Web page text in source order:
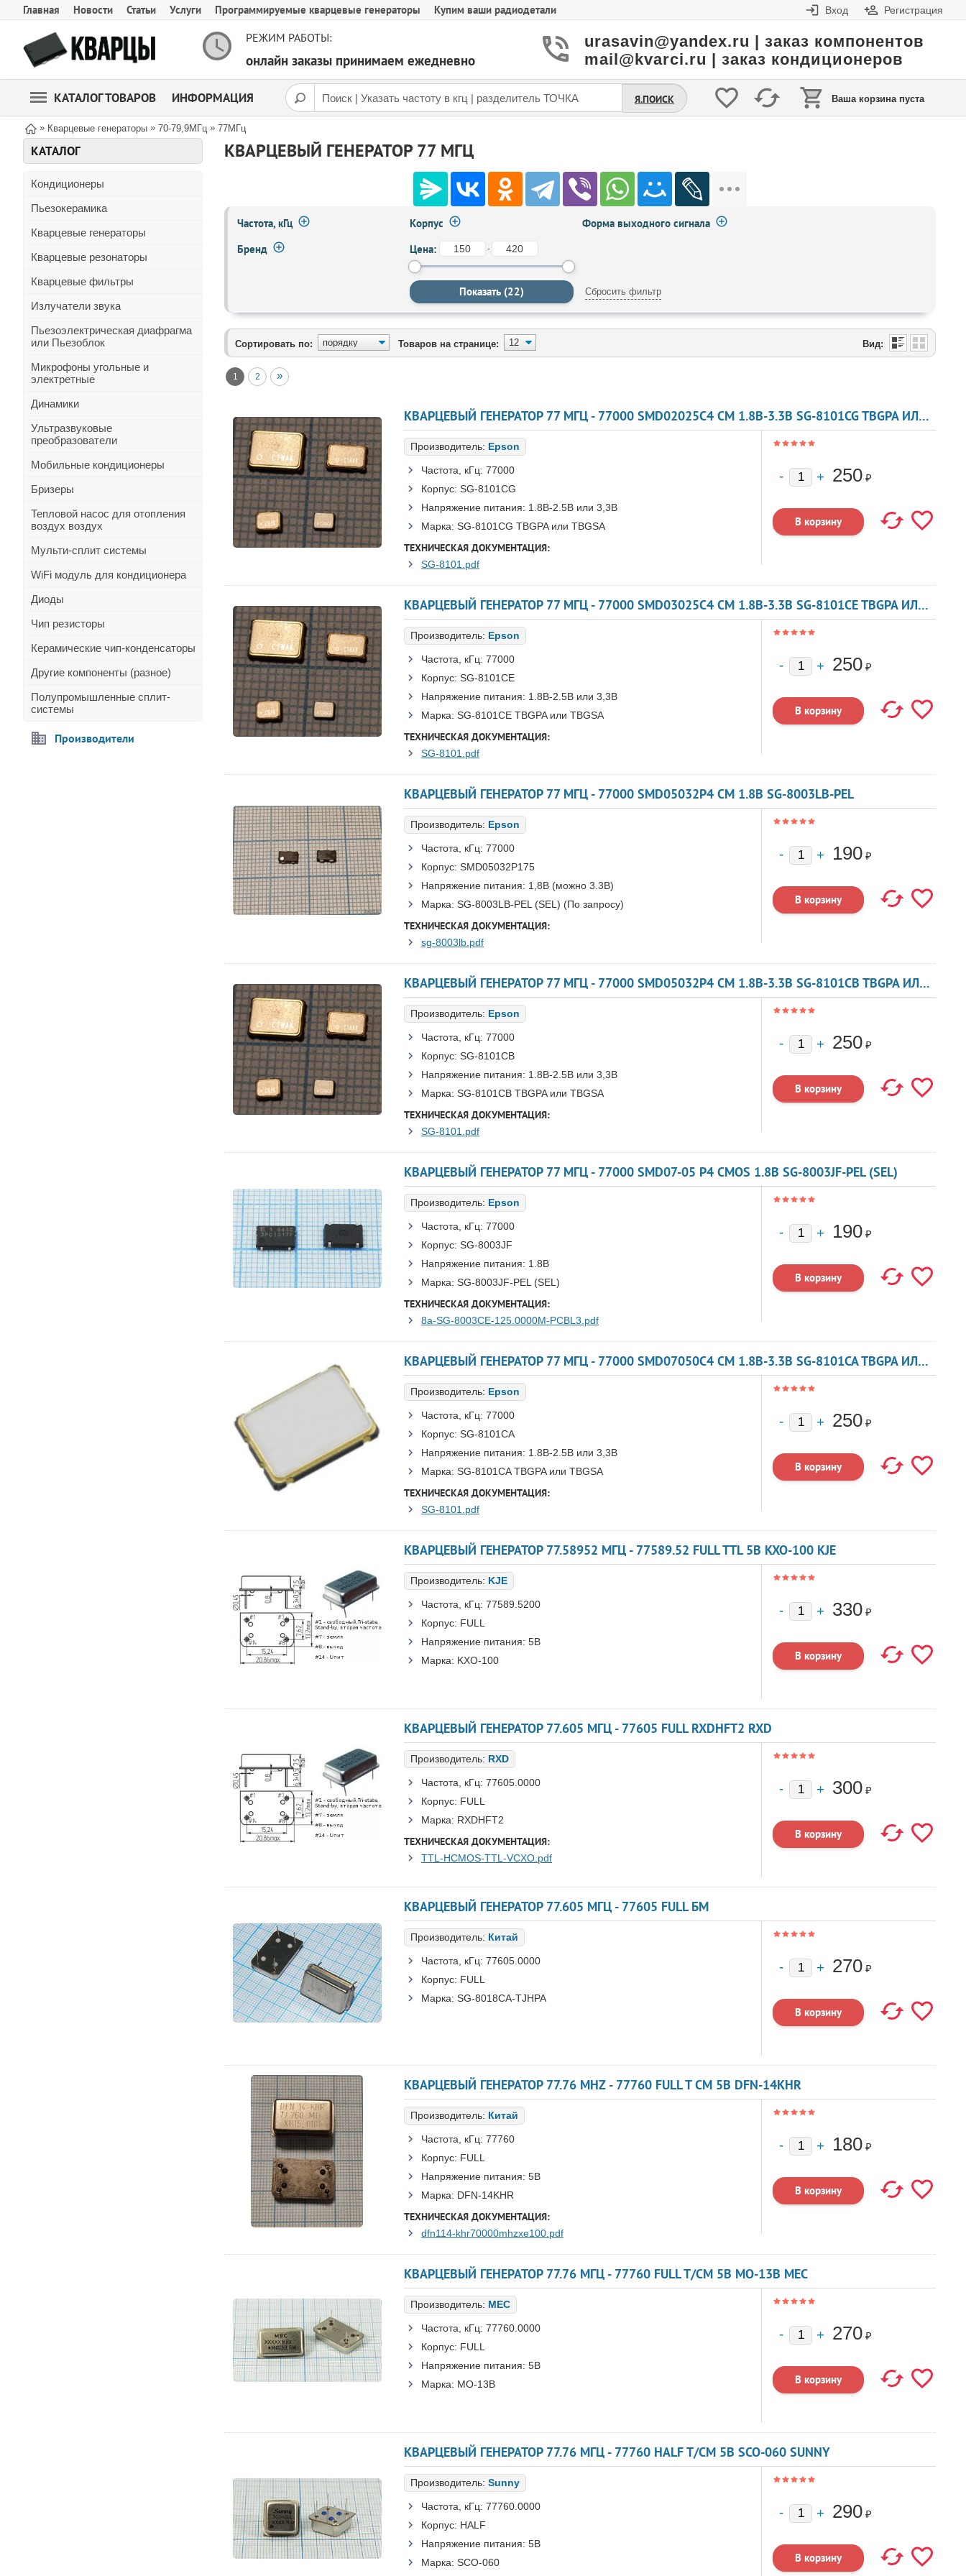
Главная Новости Статьи Услуги Программируемые кварцевые генераторы Купим ваши радиодетали Вход Регистрация
РЕЖИМ РАБОТЫ:
онлайн заказы принимаем ежедневно
urasavin@yandex.ru | заказ компонентов
mail@kvarci.ru | заказ кондиционеров
КАТАЛОГ ТОВАРОВ ИНФОРМАЦИЯ Ваша корзина пуста
Я.ПОИСК
» Кварцевые генераторы » 70-79,9МГц » 77МГц
КАТАЛОГ
Кондиционеры
Пьезокерамика
Кварцевые генераторы
Кварцевые резонаторы
Кварцевые фильтры
Излучатели звука
Пьезоэлектрическая диафрагма
или Пьезоблок
Микрофоны угольные и
электретные
Динамики
Ультразвуковые
преобразователи
Мобильные кондиционеры
Бризеры
Тепловой насос для отопления
воздух воздух
Мульти-сплит системы
WiFi модуль для кондиционера
Диоды
Чип резисторы
Керамические чип-конденсаторы
Другие компоненты (разное)
Полупромышленные сплит-
системы
Производители
КВАРЦЕВЫЙ ГЕНЕРАТОР 77 МГЦ
Частота, кГц Корпус
Форма выходного сигнала
Бренд
Цена: -
Сбросить фильтр
Сортировать по: Товаров на странице: Вид:
1 2 »
КВАРЦЕВЫЙ ГЕНЕРАТОР 77 МГЦ - 77000 SMD02025C4 CM 1.8В-3.3В SG-8101CG TBGPA ИЛИ TBGSA
Производитель: Epson
Частота, кГц: 77000
Корпус: SG-8101CG
Напряжение питания: 1.8В-2.5B или 3,3B
Марка: SG-8101CG TBGPA или TBGSA
ТЕХНИЧЕСКАЯ ДОКУМЕНТАЦИЯ:
SG-8101.pdf
250 ₽
КВАРЦЕВЫЙ ГЕНЕРАТОР 77 МГЦ - 77000 SMD03025C4 CM 1.8В-3.3В SG-8101CE TBGPA ИЛИ TBGSA
Производитель: Epson
Частота, кГц: 77000
Корпус: SG-8101CE
Напряжение питания: 1.8В-2.5B или 3,3B
Марка: SG-8101CE TBGPA или TBGSA
ТЕХНИЧЕСКАЯ ДОКУМЕНТАЦИЯ:
SG-8101.pdf
250 ₽
КВАРЦЕВЫЙ ГЕНЕРАТОР 77 МГЦ - 77000 SMD05032P4 CM 1.8В SG-8003LB-PEL
Производитель: Epson
Частота, кГц: 77000
Корпус: SMD05032P175
Напряжение питания: 1,8В (можно 3.3В)
Марка: SG-8003LB-PEL (SEL) (По запросу)
ТЕХНИЧЕСКАЯ ДОКУМЕНТАЦИЯ:
sg-8003lb.pdf
190 ₽
КВАРЦЕВЫЙ ГЕНЕРАТОР 77 МГЦ - 77000 SMD05032P4 CM 1.8В-3.3В SG-8101CB TBGPA ИЛИ TBGSA
Производитель: Epson
Частота, кГц: 77000
Корпус: SG-8101CB
Напряжение питания: 1.8В-2.5B или 3,3B
Марка: SG-8101CB TBGPA или TBGSA
ТЕХНИЧЕСКАЯ ДОКУМЕНТАЦИЯ:
SG-8101.pdf
250 ₽
КВАРЦЕВЫЙ ГЕНЕРАТОР 77 МГЦ - 77000 SMD07-05 P4 CMOS 1.8В SG-8003JF-PEL (SEL)
Производитель: Epson
Частота, кГц: 77000
Корпус: SG-8003JF
Напряжение питания: 1.8В
Марка: SG-8003JF-PEL (SEL)
ТЕХНИЧЕСКАЯ ДОКУМЕНТАЦИЯ:
8a-SG-8003CE-125.0000M-PCBL3.pdf
190 ₽
КВАРЦЕВЫЙ ГЕНЕРАТОР 77 МГЦ - 77000 SMD07050C4 CM 1.8В-3.3В SG-8101CA TBGPA ИЛИ TBGSA
Производитель: Epson
Частота, кГц: 77000
Корпус: SG-8101CA
Напряжение питания: 1.8В-2.5B или 3,3B
Марка: SG-8101CA TBGPA или TBGSA
ТЕХНИЧЕСКАЯ ДОКУМЕНТАЦИЯ:
SG-8101.pdf
250 ₽
КВАРЦЕВЫЙ ГЕНЕРАТОР 77.58952 МГЦ - 77589.52 FULL TTL 5В KXO-100 KJE
Производитель: KJE
Частота, кГц: 77589.5200
Корпус: FULL
Напряжение питания: 5В
Марка: KXO-100
330 ₽
КВАРЦЕВЫЙ ГЕНЕРАТОР 77.605 МГЦ - 77605 FULL RXDHFT2 RXD
Производитель: RXD
Частота, кГц: 77605.0000
Корпус: FULL
Марка: RXDHFT2
ТЕХНИЧЕСКАЯ ДОКУМЕНТАЦИЯ:
TTL-HCMOS-TTL-VCXO.pdf
300 ₽
КВАРЦЕВЫЙ ГЕНЕРАТОР 77.605 МГЦ - 77605 FULL БМ
Производитель: Китай
Частота, кГц: 77605.0000
Корпус: FULL
Марка: SG-8018CA-TJHPA
270 ₽
КВАРЦЕВЫЙ ГЕНЕРАТОР 77.76 MHZ - 77760 FULL T CM 5В DFN-14KHR
Производитель: Китай
Частота, кГц: 77760
Корпус: FULL
Напряжение питания: 5В
Марка: DFN-14KHR
ТЕХНИЧЕСКАЯ ДОКУМЕНТАЦИЯ:
dfn114-khr70000mhzxe100.pdf
180 ₽
КВАРЦЕВЫЙ ГЕНЕРАТОР 77.76 МГЦ - 77760 FULL T/CM 5В MO-13B MEC
Производитель: MEC
Частота, кГц: 77760.0000
Корпус: FULL
Напряжение питания: 5В
Марка: MO-13B
270 ₽
КВАРЦЕВЫЙ ГЕНЕРАТОР 77.76 МГЦ - 77760 HALF T/CM 5В SCO-060 SUNNY
Производитель: Sunny
Частота, кГц: 77760.0000
Корпус: HALF
Напряжение питания: 5В
Марка: SCO-060
290 ₽